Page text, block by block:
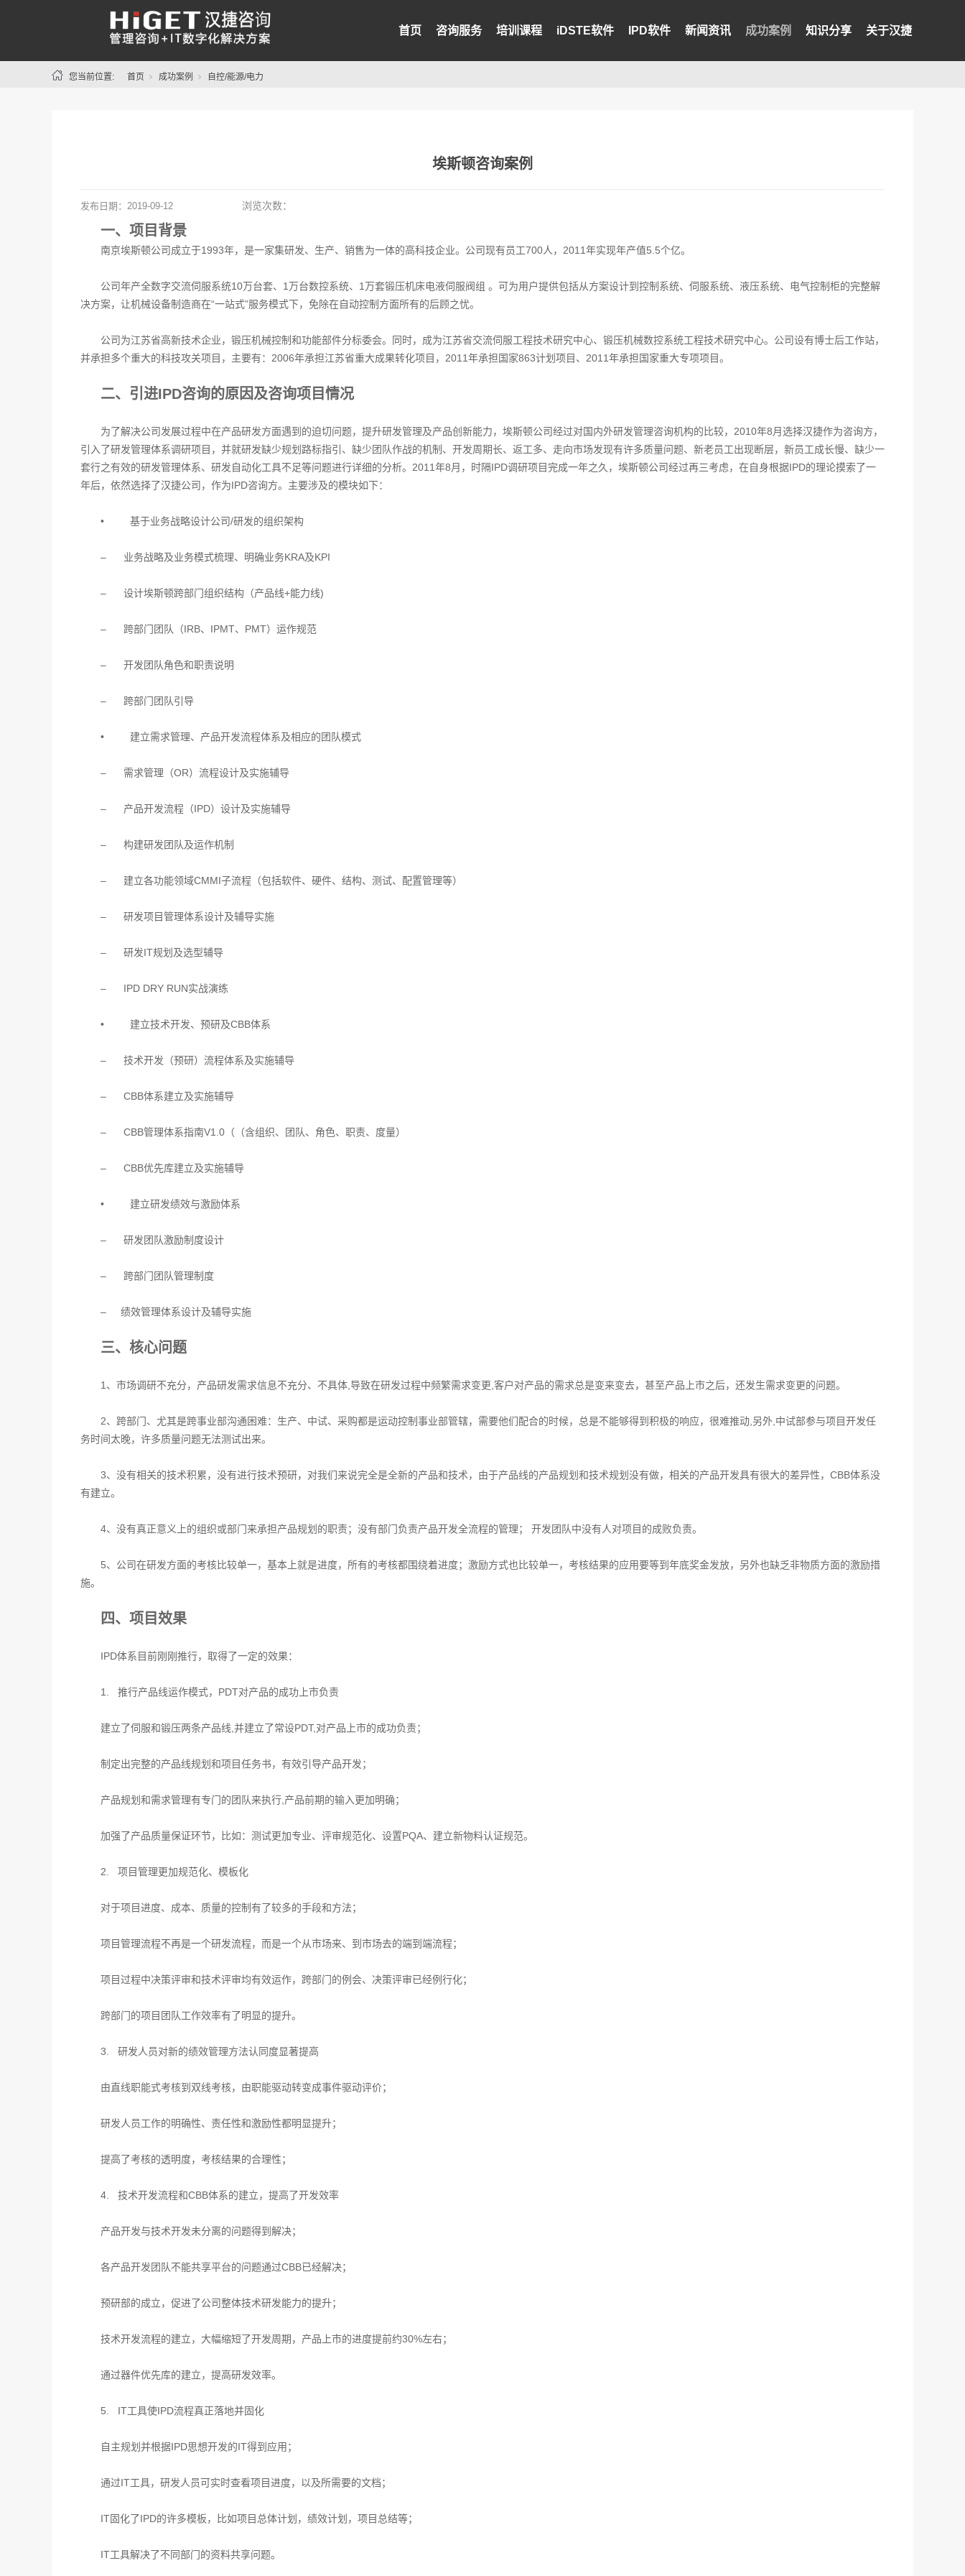
首页 咨询服务 培训课程 iDSTE软件 IPD软件 新闻资讯 成功案例 知识分享 关于汉捷
您当前位置: 首页 成功案例 自控/能源/电力
埃斯顿咨询案例
发布日期： 2019-09-12 浏览次数：
一、项目背景
南京埃斯顿公司成立于1993年，是一家集研发、生产、销售为一体的高科技企业。公司现有员工700人，2011年实现年产值5.5个亿。
公司年产全数字交流伺服系统10万台套、1万台数控系统、1万套锻压机床电液伺服阀组 。可为用户提供包括从方案设计到控制系统、伺服系统、液压系统、电气控制柜的完整解
决方案，让机械设备制造商在“一站式”服务模式下，免除在自动控制方面所有的后顾之忧。
公司为江苏省高新技术企业，锻压机械控制和功能部件分标委会。同时，成为江苏省交流伺服工程技术研究中心、锻压机械数控系统工程技术研究中心。公司设有博士后工作站，
并承担多个重大的科技攻关项目，主要有：2006年承担江苏省重大成果转化项目，2011年承担国家863计划项目、2011年承担国家重大专项项目。
二、引进IPD咨询的原因及咨询项目情况
为了解决公司发展过程中在产品研发方面遇到的迫切问题，提升研发管理及产品创新能力，埃斯顿公司经过对国内外研发管理咨询机构的比较，2010年8月选择汉捷作为咨询方，
引入了研发管理体系调研项目，并就研发缺少规划路标指引、缺少团队作战的机制、开发周期长、返工多、走向市场发现有许多质量问题、新老员工出现断层，新员工成长慢、缺少一
套行之有效的研发管理体系、研发自动化工具不足等问题进行详细的分析。2011年8月，时隔IPD调研项目完成一年之久，埃斯顿公司经过再三考虑，在自身根据IPD的理论摸索了一
年后，依然选择了汉捷公司，作为IPD咨询方。主要涉及的模块如下：
• 基于业务战略设计公司/研发的组织架构
– 业务战略及业务模式梳理、明确业务KRA及KPI
– 设计埃斯顿跨部门组织结构（产品线+能力线)
– 跨部门团队（IRB、IPMT、PMT）运作规范
– 开发团队角色和职责说明
– 跨部门团队引导
• 建立需求管理、产品开发流程体系及相应的团队模式
– 需求管理（OR）流程设计及实施辅导
– 产品开发流程（IPD）设计及实施辅导
– 构建研发团队及运作机制
– 建立各功能领域CMMI子流程（包括软件、硬件、结构、测试、配置管理等）
– 研发项目管理体系设计及辅导实施
– 研发IT规划及选型辅导
– IPD DRY RUN实战演练
• 建立技术开发、预研及CBB体系
– 技术开发（预研）流程体系及实施辅导
– CBB体系建立及实施辅导
– CBB管理体系指南V1.0（（含组织、团队、角色、职责、度量）
– CBB优先库建立及实施辅导
• 建立研发绩效与激励体系
– 研发团队激励制度设计
– 跨部门团队管理制度
– 绩效管理体系设计及辅导实施
三、核心问题
1、市场调研不充分，产品研发需求信息不充分、不具体,导致在研发过程中频繁需求变更,客户对产品的需求总是变来变去，甚至产品上市之后，还发生需求变更的问题。
2、跨部门、尤其是跨事业部沟通困难：生产、中试、采购都是运动控制事业部管辖，需要他们配合的时候，总是不能够得到积极的响应，很难推动,另外,中试部参与项目开发任
务时间太晚，许多质量问题无法测试出来。
3、没有相关的技术积累，没有进行技术预研，对我们来说完全是全新的产品和技术，由于产品线的产品规划和技术规划没有做，相关的产品开发具有很大的差异性，CBB体系没
有建立。
4、没有真正意义上的组织或部门来承担产品规划的职责；没有部门负责产品开发全流程的管理； 开发团队中没有人对项目的成败负责。
5、公司在研发方面的考核比较单一，基本上就是进度，所有的考核都围绕着进度；激励方式也比较单一，考核结果的应用要等到年底奖金发放，另外也缺乏非物质方面的激励措
施。
四、项目效果
IPD体系目前刚刚推行，取得了一定的效果：
1. 推行产品线运作模式，PDT对产品的成功上市负责
建立了伺服和锻压两条产品线,并建立了常设PDT,对产品上市的成功负责；
制定出完整的产品线规划和项目任务书，有效引导产品开发；
产品规划和需求管理有专门的团队来执行,产品前期的输入更加明确；
加强了产品质量保证环节，比如：测试更加专业、评审规范化、设置PQA、建立新物料认证规范。
2. 项目管理更加规范化、模板化
对于项目进度、成本、质量的控制有了较多的手段和方法；
项目管理流程不再是一个研发流程，而是一个从市场来、到市场去的端到端流程；
项目过程中决策评审和技术评审均有效运作，跨部门的例会、决策评审已经例行化；
跨部门的项目团队工作效率有了明显的提升。
3. 研发人员对新的绩效管理方法认同度显著提高
由直线职能式考核到双线考核，由职能驱动转变成事件驱动评价；
研发人员工作的明确性、责任性和激励性都明显提升；
提高了考核的透明度，考核结果的合理性；
4. 技术开发流程和CBB体系的建立，提高了开发效率
产品开发与技术开发未分离的问题得到解决；
各产品开发团队不能共享平台的问题通过CBB已经解决；
预研部的成立，促进了公司整体技术研发能力的提升；
技术开发流程的建立，大幅缩短了开发周期，产品上市的进度提前约30%左右；
通过器件优先库的建立，提高研发效率。
5. IT工具使IPD流程真正落地并固化
自主规划并根据IPD思想开发的IT得到应用；
通过IT工具，研发人员可实时查看项目进度，以及所需要的文档；
IT固化了IPD的许多模板，比如项目总体计划，绩效计划，项目总结等；
IT工具解决了不同部门的资料共享问题。